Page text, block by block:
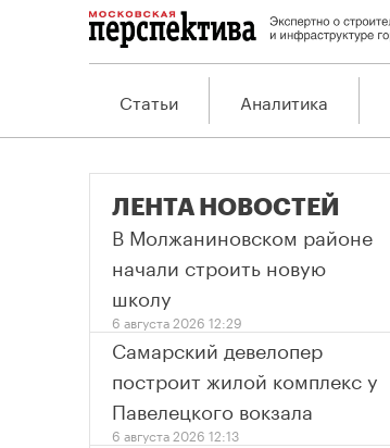
Статьи Аналитика
ЛЕНТА НОВОСТЕЙ
В Молжаниновском районе
начали строить новую
школу
6 августа 2026 12:29
Самарский девелопер
построит жилой комплекс у
Павелецкого вокзала
6 августа 2026 12:13